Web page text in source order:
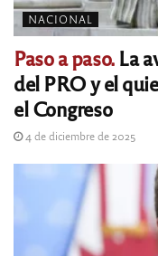
NACIONAL
Paso a paso.La
del PRO y el
el Congreso
4 de diciembre de 2025